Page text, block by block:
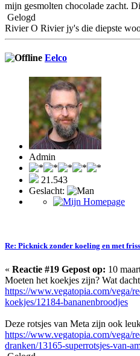
mijn gesmolten chocolade zacht.
Gelogd
Rivier O Rivier jy's die diepste
Eelco
Admin
21.543
Geslacht:
Re: Picknick zonder koeling en met
« Reactie #19 Gepost op: 10
Moeten het koekjes zijn? Wat
https://www.vegatopia.com/vega/
koekjes/12184-bananenbroodjes
Deze rotsjes van Meta zijn ook
https://www.vegatopia.com/vega/
dranken/13165-superrotsjes-van-